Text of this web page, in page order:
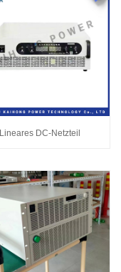
Lineares DC-Netzteil